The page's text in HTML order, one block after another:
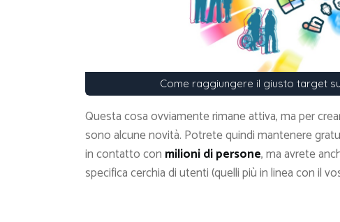
Come raggiungere il giusto target
Questa cosa ovviamente rimane attiva, ma per
sono alcune novità. Potrete quindi mantenere
in contatto con milioni di persone, ma avrete
specifica cerchia di utenti (quelli più in linea con il